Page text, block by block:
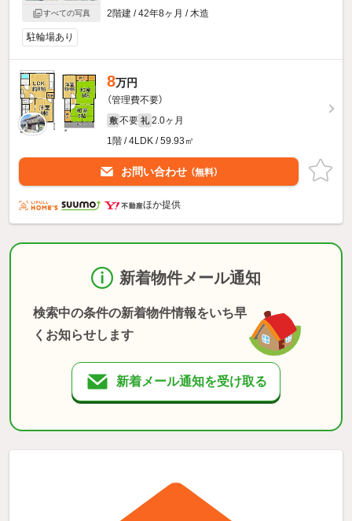
すべての写真
2階建 / 42年8ヶ月 / 木造
駐輪場あり
8万円
（管理費不要）
敷 不要 礼 2.0ヶ月
1階 / 4LDK / 59.93㎡
お問い合わせ （無料）
ほか提供
新着物件メール通知
検索中の条件の新着物件情報をいち早
くお知らせします
新着メール通知を受け取る